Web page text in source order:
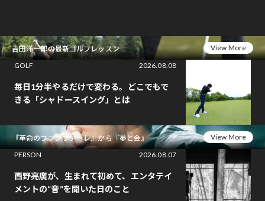
吉田洋一郎の最新ゴルフレッスン
View More
GOLF
2026.08.08
毎日1分半やるだけで変わる。どこでもで
きる「シャドースイング」とは
『革命のファンファーレ』から『夢と金』
View More
PERSON
2026.08.07
西野亮廣が、生まれて初めて、エンタテイ
メントの“音”を聞いた日のこと